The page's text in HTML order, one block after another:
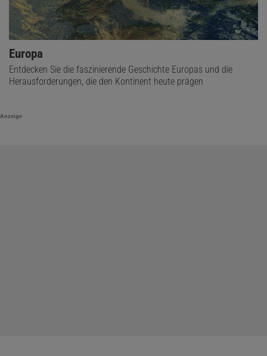
Europa
Entdecken Sie die faszinierende Geschichte Europas und die
Herausforderungen, die den Kontinent heute prägen
Anzeige